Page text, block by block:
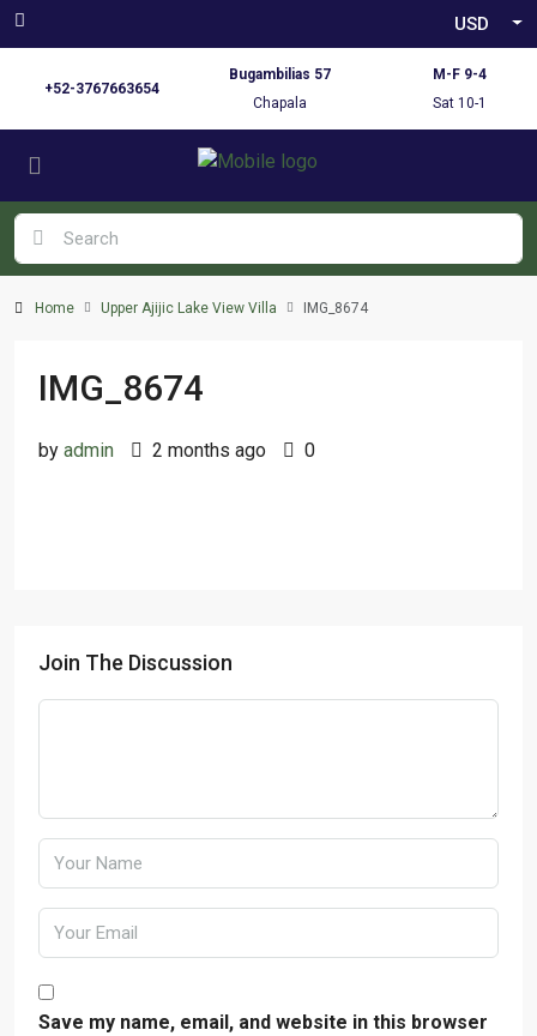
USD
+52-3767663654
Bugambilias 57
Chapala
M-F 9-4
Sat 10-1
Home Upper Ajijic Lake View Villa IMG_8674
IMG_8674
by admin 2 months ago 0
Join The Discussion
Save my name, email, and website in this browser